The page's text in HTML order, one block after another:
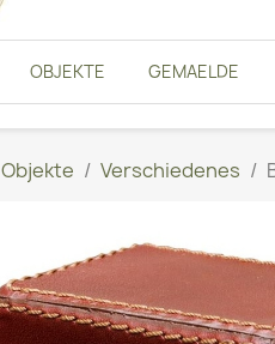
OBJEKTE GEMAELDE
Objekte Verschiedenes